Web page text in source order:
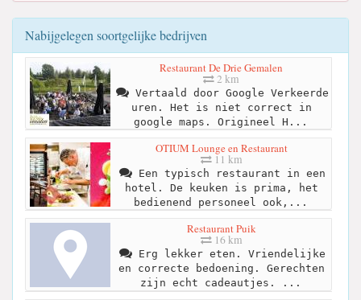
Nabijgelegen soortgelijke bedrijven
Restaurant De Drie Gemalen
2 km
Vertaald door Google Verkeerde
uren. Het is niet correct in
google maps. Origineel H...
OTIUM Lounge en Restaurant
11 km
Een typisch restaurant in een
hotel. De keuken is prima, het
bedienend personeel ook,...
Restaurant Puik
16 km
Erg lekker eten. Vriendelijke
en correcte bedoening. Gerechten
zijn echt cadeautjes. ...